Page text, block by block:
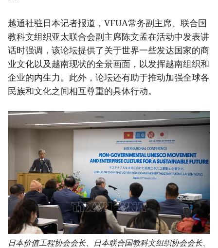
越通社驻日本记者报道，VFUA常务副主席、联合国
教科文组织亚太联合会副主席陈文孟在活动中发表讲
话时强调，该论坛提供了关于世界一些发达国家的商
业文化以及越南现状的全景画面，以发挥越南组织和
企业的内生力。此外，论坛还有助于推动加强全球各
民族和文化之间相互尊重的具体行动。
日本价值工程协会会长、日本联合国教科文组织协会会长、